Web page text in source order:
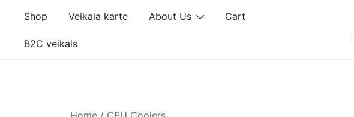
content
Shop Veikala karte About Us Cart
B2C veikals